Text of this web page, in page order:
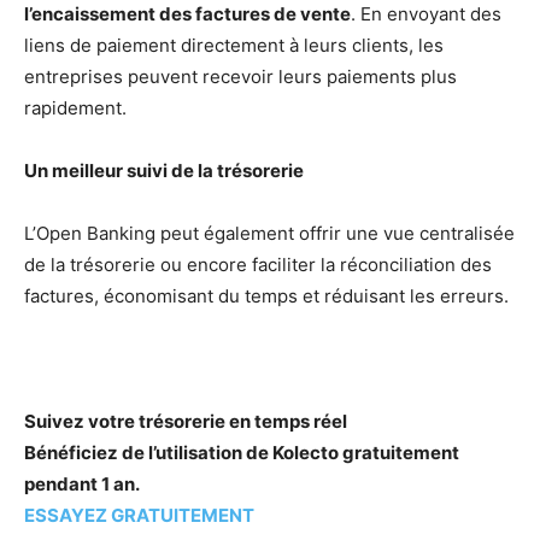
l’encaissement des factures de vente. En envoyant des
liens de paiement directement à leurs clients, les
entreprises peuvent recevoir leurs paiements plus
rapidement.
Un meilleur suivi de la trésorerie
L’Open Banking peut également offrir une vue centralisée
de la trésorerie ou encore faciliter la réconciliation des
factures, économisant du temps et réduisant les erreurs.
Suivez votre trésorerie en temps réel
Bénéficiez de l’utilisation de Kolecto gratuitement
pendant 1 an.
ESSAYEZ GRATUITEMENT